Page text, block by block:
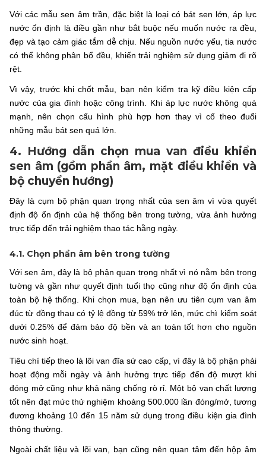
Với các mẫu sen âm trần, đặc biệt là loại có bát sen lớn, áp lực
nước ổn định là điều gần như bắt buộc nếu muốn nước ra đều,
đẹp và tạo cảm giác tắm dễ chịu. Nếu nguồn nước yếu, tia nước
có thể không phân bổ đều, khiến trải nghiệm sử dụng giảm đi rõ
rệt.
Vì vậy, trước khi chốt mẫu, bạn nên kiểm tra kỹ điều kiện cấp
nước của gia đình hoặc công trình. Khi áp lực nước không quá
mạnh, nên chọn cấu hình phù hợp hơn thay vì cố theo đuổi
những mẫu bát sen quá lớn.
4. Hướng dẫn chọn mua van điều khiển
sen âm (gồm phần âm, mặt điều khiển và
bộ chuyển hướng)
Đây là cụm bộ phận quan trọng nhất của sen âm vì vừa quyết
định độ ổn định của hệ thống bên trong tường, vừa ảnh hưởng
trực tiếp đến trải nghiệm thao tác hằng ngày.
4.1. Chọn phần âm bên trong tường
Với sen âm, đây là bộ phận quan trọng nhất vì nó nằm bên trong
tường và gần như quyết định tuổi thọ cũng như độ ổn định của
toàn bộ hệ thống. Khi chọn mua, bạn nên ưu tiên cụm van âm
đúc từ đồng thau có tỷ lệ đồng từ 59% trở lên, mức chì kiểm soát
dưới 0.25% để đảm bảo độ bền và an toàn tốt hơn cho nguồn
nước sinh hoạt.
Tiêu chí tiếp theo là lõi van đĩa sứ cao cấp, vì đây là bộ phận phải
hoạt động mỗi ngày và ảnh hưởng trực tiếp đến độ mượt khi
đóng mở cũng như khả năng chống rò rỉ. Một bộ van chất lượng
tốt nên đạt mức thử nghiệm khoảng 500.000 lần đóng/mở, tương
đương khoảng 10 đến 15 năm sử dụng trong điều kiện gia đình
thông thường.
Ngoài chất liệu và lõi van, bạn cũng nên quan tâm đến hộp âm